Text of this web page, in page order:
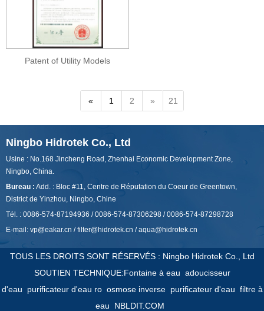
Patent of Utility Models
« 1 2 » 21
Ningbo Hidrotek Co., Ltd
Usine : No.168 Jincheng Road, Zhenhai Economic Development Zone,
Ningbo, China.
Bureau : Add. : Bloc #11, Centre de Réputation du Coeur de Greentown,
District de Yinzhou, Ningbo, Chine
Tél. : 0086-574-87194936 / 0086-574-87306298 / 0086-574-87298728
E-mail: vp@eakar.cn /filter@hidrotek.cn /aqua@hidrotek.cn
TOUS LES DROITS SONT RÉSERVÉS : Ningbo Hidrotek Co., Ltd
SOUTIEN TECHNIQUE:Fontaine à eau adoucisseur
d'eau purificateur d'eau ro osmose inverse purificateur d'eau filtre à
eau NBLDIT.COM